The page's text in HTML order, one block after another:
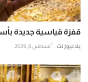
قفزة قياسية جديدة
يلا نيوز نت أغسطس 6, 2026